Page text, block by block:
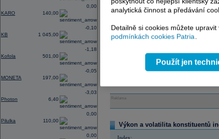
KARO 140,00
0,00
KB 1 045,00
-0,10
Kofola 501,00
-1,18
MONETA 197,00
-0,05
Photon 6,40
-3,03
Pilulka 110,00
0,00
0,00
Reklama
Výkon a volatilita konstituentů
Index:
analytická činnost a předávání
Detailně si cookies můžete
podmínkách cookies Patria.
Použít jen